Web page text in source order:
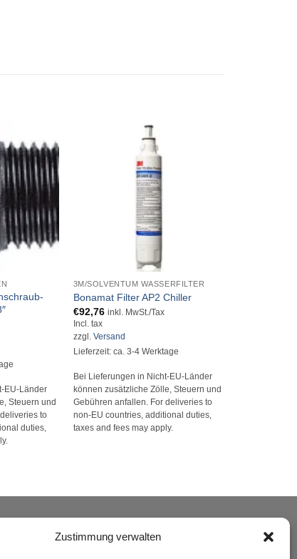
Zustimmung verwalten
EU-Länder
Steuern und
to
duties,
3M/SOLVENTUM WASSERFILTER
Bonamat Filter AP2 Chiller
€92,76 inkl. MwSt./Tax
Incl. tax
zzgl. Versand
Lieferzeit: ca. 3-4 Werktage
Bei Lieferungen in Nicht-EU-Länder
können zusätzliche Zölle, Steuern und
Gebühren anfallen. For deliveries to
non-EU countries, additional duties,
taxes and fees may apply.